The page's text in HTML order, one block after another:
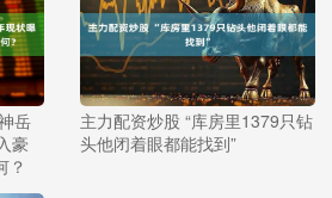
岳
豪
？
主力配资炒股 “库房里1379只钻
头他闭着眼都能找到”